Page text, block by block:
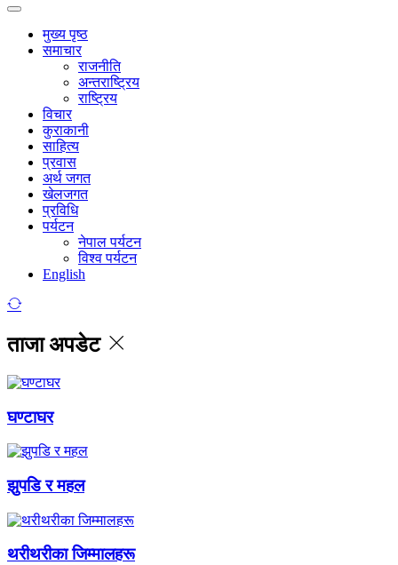
मुख्य पृष्ठ
समाचार
राजनीति
अन्तराष्ट्रिय
राष्ट्रिय
विचार
कुराकानी
साहित्य
प्रवास
अर्थ जगत
खेलजगत
प्रविधि
पर्यटन
नेपाल पर्यटन
विश्व पर्यटन
English
ताजा अपडेट
घण्टाघर
झुपडि र महल
थरीथरीका जिम्मालहरू